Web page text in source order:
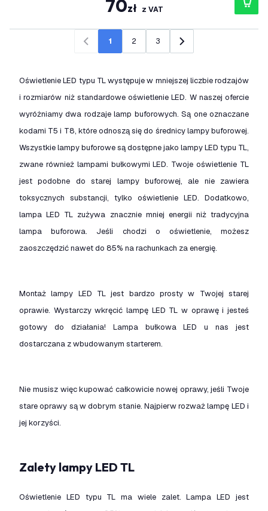
70zł z VAT
Poprzedni
1 2 3 Następny
Oświetlenie LED typu TL występuje w mniejszej liczbie rodzajów
i rozmiarów niż standardowe oświetlenie LED. W naszej ofercie
wyróżniamy dwa rodzaje lamp buforowych. Są one oznaczane
kodami T5 i T8, które odnoszą się do średnicy lampy buforowej.
Wszystkie lampy buforowe są dostępne jako lampy LED typu TL,
zwane również lampami bułkowymi LED. Twoje oświetlenie TL
jest podobne do starej lampy buforowej, ale nie zawiera
toksycznych substancji, tylko oświetlenie LED. Dodatkowo,
lampa LED TL zużywa znacznie mniej energii niż tradycyjna
lampa buforowa. Jeśli chodzi o oświetlenie, możesz
zaoszczędzić nawet do 85% na rachunkach za energię.
Montaż lampy LED TL jest bardzo prosty w Twojej starej
oprawie. Wystarczy wkręcić lampę LED TL w oprawę i jesteś
gotowy do działania! Lampa bułkowa LED u nas jest
dostarczana z wbudowanym starterem.
Nie musisz więc kupować całkowicie nowej oprawy, jeśli Twoje
stare oprawy są w dobrym stanie. Najpierw rozważ lampę LED i
jej korzyści.
Zalety lampy LED TL
Oświetlenie LED typu TL ma wiele zalet. Lampa LED jest